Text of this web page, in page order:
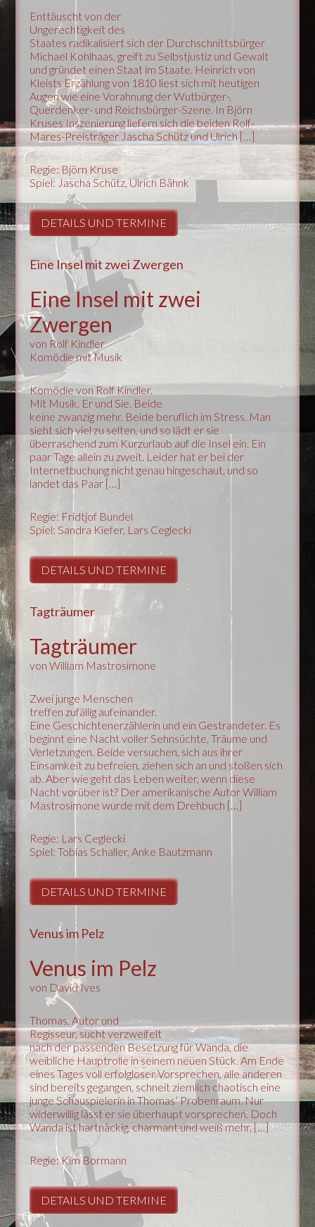
Enttäuscht von der
Ungerechtigkeit des
Staates radikalisiert sich der Durchschnittsbürger
Michael Kohlhaas, greift zu Selbstjustiz und Gewalt
und gründet einen Staat im Staate. Heinrich von
Kleists Erzählung von 1810 liest sich mit heutigen
Augen wie eine Vorahnung der Wutbürger-,
Querdenker- und Reichsbürger-Szene. In Björn
Kruses Inszenierung liefern sich die beiden Rolf-
Mares-Preisträger Jascha Schütz und Ulrich […]
Regie: Björn Kruse
Spiel: Jascha Schütz, Ulrich Bähnk
DETAILS UND TERMINE
Eine Insel mit zwei Zwergen
Eine Insel mit zwei
Zwergen
von Rolf Kindler
Komödie mit Musik
Komödie von Rolf Kindler.
Mit Musik. Er und Sie. Beide
keine zwanzig mehr. Beide beruflich im Stress. Man
sieht sich viel zu selten, und so lädt er sie
überraschend zum Kurzurlaub auf die Insel ein. Ein
paar Tage allein zu zweit. Leider hat er bei der
Internetbuchung nicht genau hingeschaut, und so
landet das Paar […]
Regie: Fridtjof Bundel
Spiel: Sandra Kiefer, Lars Ceglecki
DETAILS UND TERMINE
Tagträumer
Tagträumer
von William Mastrosimone
Zwei junge Menschen
treffen zufällig aufeinander.
Eine Geschichtenerzählerin und ein Gestrandeter. Es
beginnt eine Nacht voller Sehnsüchte, Träume und
Verletzungen. Beide versuchen, sich aus ihrer
Einsamkeit zu befreien, ziehen sich an und stoßen sich
ab. Aber wie geht das Leben weiter, wenn diese
Nacht vorüber ist? Der amerikanische Autor William
Mastrosimone wurde mit dem Drehbuch […]
Regie: Lars Ceglecki
Spiel: Tobias Schaller, Anke Bautzmann
DETAILS UND TERMINE
Venus im Pelz
Venus im Pelz
von David Ives
Thomas, Autor und
Regisseur, sucht verzweifelt
nach der passenden Besetzung für Wanda, die
weibliche Hauptrolle in seinem neuen Stück. Am Ende
eines Tages voll erfolgloser Vorsprechen, alle anderen
sind bereits gegangen, schneit ziemlich chaotisch eine
junge Schauspielerin in Thomas’ Probenraum. Nur
widerwillig lässt er sie überhaupt vorsprechen. Doch
Wanda ist hartnäckig, charmant und weiß mehr, […]
Regie: Kim Bormann
DETAILS UND TERMINE